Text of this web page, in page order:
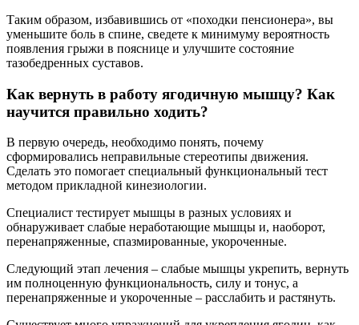
Таким образом, избавившись от «походки пенсионера», вы
уменьшите боль в спине, сведете к минимуму вероятность
появления грыжи в пояснице и улучшите состояние
тазобедренных суставов.
Как вернуть в работу ягодичную мышцу? Как
научится правильно ходить?
В первую очередь, необходимо понять, почему
сформировались неправильные стереотипы движения.
Сделать это помогает специальный функциональный тест
методом прикладной кинезиологии.
Специалист тестирует мышцы в разных условиях и
обнаруживает слабые неработающие мышцы и, наоборот,
перенапряженные, спазмированные, укороченные.
Следующий этап лечения – слабые мышцы укрепить, вернуть
им полноценную функциональность, силу и тонус, а
перенапряженные и укороченные – расслабить и растянуть.